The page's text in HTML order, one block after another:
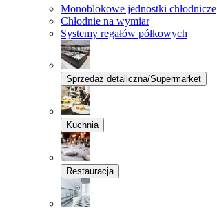
Monoblokowe jednostki chłodnicze
Chłodnie na wymiar
Systemy regałów półkowych
Sprzedaż detaliczna/Supermarket
Kuchnia
Restauracja